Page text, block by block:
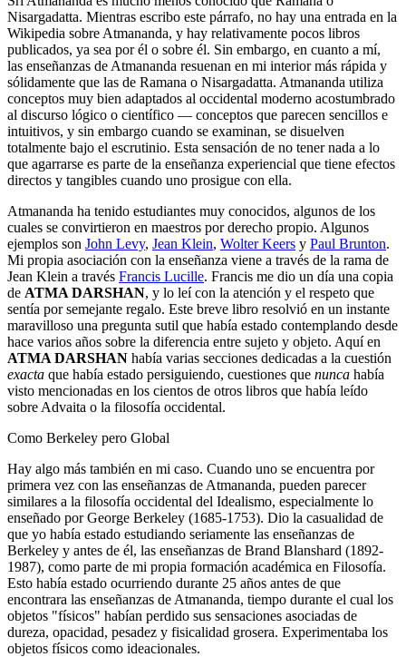
Nisargadatta. Mientras escribo este párrafo, no hay una entrada en la
Wikipedia sobre Atmananda, y hay relativamente pocos libros
publicados, ya sea por él o sobre él. Sin embargo, en cuanto a mí,
las enseñanzas de Atmananda resuenan en mi interior más rápida y
sólidamente que las de Ramana o Nisargadatta. Atmananda utiliza
conceptos muy bien adaptados al occidental moderno acostumbrado
al discurso lógico o científico ― conceptos que parecen sencillos e
intuitivos, y sin embargo cuando se examinan, se disuelven
totalmente bajo el escrutinio. Esta sensación de no tener nada a lo
que agarrarse es parte de la enseñanza experiencial que tiene efectos
directos y tangibles cuando uno prosigue con ella.
Atmananda ha tenido estudiantes muy conocidos, algunos de los
cuales se convirtieron en maestros por derecho propio. Algunos
ejemplos son John Levy, Jean Klein, Wolter Keers y Paul Brunton.
Mi propia asociación con la enseñanza viene a través de la rama de
Jean Klein a través Francis Lucille. Francis me dio un día una copia
de ATMA DARSHAN, y lo leí con la atención y el respeto que
sentía por semejante regalo. Este breve libro resolvió en un instante
maravilloso una pregunta sutil que había estado contemplando desde
hace varios años sobre la diferencia entre sujeto y objeto. Aquí en
ATMA DARSHAN había varias secciones dedicadas a la cuestión
exacta que había estado persiguiendo, cuestiones que nunca había
visto mencionadas en los cientos de otros libros que había leído
sobre Advaita o la filosofía occidental.
Como Berkeley pero Global
Hay algo más también en mi caso. Cuando uno se encuentra por
primera vez con las enseñanzas de Atmananda, pueden parecer
similares a la filosofía occidental del Idealismo, especialmente lo
enseñado por George Berkeley (1685-1753). Dio la casualidad de
que yo había estado estudiando seriamente las enseñanzas de
Berkeley y antes de él, las enseñanzas de Brand Blanshard (1892-
1987), como parte de mi propia formación académica en Filosofía.
Esto había estado ocurriendo durante 25 años antes de que
encontrara las enseñanzas de Atmananda, tiempo durante el cual los
objetos "físicos" habían perdido sus sensaciones asociadas de
dureza, opacidad, pesadez y fisicalidad grosera. Experimentaba los
objetos físicos como ideacionales.